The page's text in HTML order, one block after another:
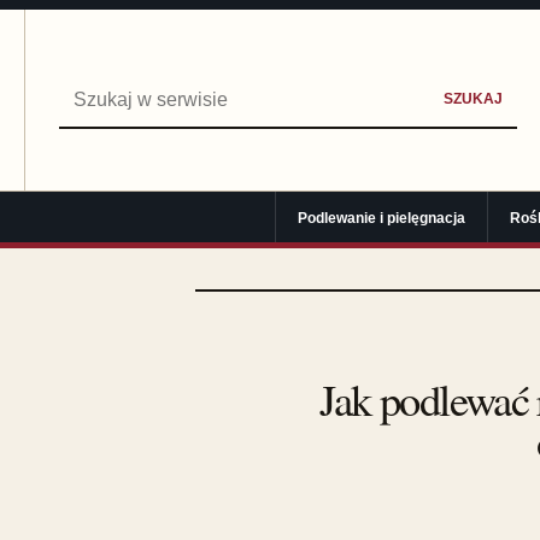
SZUKAJ
Podlewanie i pielęgnacja
Jak